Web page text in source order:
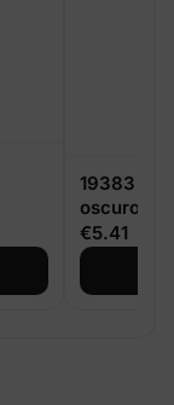
19383 -
oscuro 30
€5.41